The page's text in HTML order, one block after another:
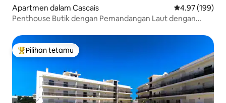
Apartmen dalam Cascais Penarafan
4.97 (199)
Penthouse Butik dengan Pemandangan Laut dengan
Pilihan utama tetamu
Pilihan tetamu